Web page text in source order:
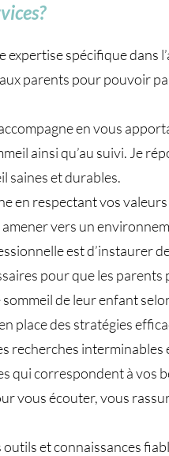
spécifique dans
parents pour pouvoir
en vous
ainsi qu’au suivi. Je
saines et durables.
en respectant vos
vers un
est d’instaurer
pour que les
de leur enfant
place des stratégies
recherches
qui correspondent à vos
vous écouter, vous
et connaissances